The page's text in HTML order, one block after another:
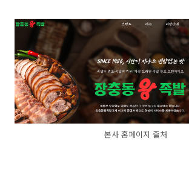
본사 홈페이지 출처